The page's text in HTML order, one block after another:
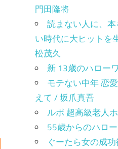
門田隆将
読まない人に、
い時代に大ヒットを
松茂久
新 13歳のハロー
モテない中年 恋
えて / 坂爪真吾
ルポ 超高級老人
55歳からのハロ
ぐーたら女の成